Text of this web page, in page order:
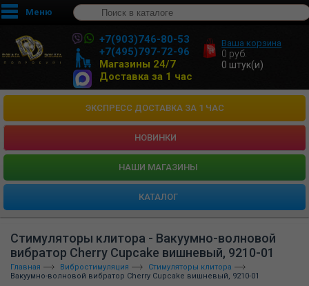
Меню
+7(903)746-80-53
+7(495)797-72-96
Магазины 24/7
Доставка за 1 час
Ваша корзина
0 руб.
0 штук(и)
ЭКСПРЕСС ДОСТАВКА ЗА 1 ЧАС
НОВИНКИ
HАШИ МАГАЗИНЫ
КАТАЛОГ
Стимуляторы клитора - Вакуумно-волновой
вибратор Cherry Cupcake вишневый, 9210-01
Главная Вибростимуляция
Стимуляторы клитора
Вакуумно-волновой вибратор Cherry Cupcake вишневый, 9210-01